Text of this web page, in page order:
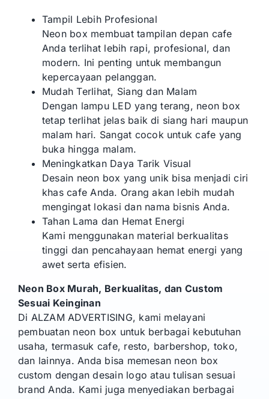
Tampil Lebih Profesional
Neon box membuat tampilan depan cafe
Anda terlihat lebih rapi, profesional, dan
modern. Ini penting untuk membangun
kepercayaan pelanggan.
Mudah Terlihat, Siang dan Malam
Dengan lampu LED yang terang, neon box
tetap terlihat jelas baik di siang hari maupun
malam hari. Sangat cocok untuk cafe yang
buka hingga malam.
Meningkatkan Daya Tarik Visual
Desain neon box yang unik bisa menjadi ciri
khas cafe Anda. Orang akan lebih mudah
mengingat lokasi dan nama bisnis Anda.
Tahan Lama dan Hemat Energi
Kami menggunakan material berkualitas
tinggi dan pencahayaan hemat energi yang
awet serta efisien.
Neon Box Murah, Berkualitas, dan Custom
Sesuai Keinginan
Di ALZAM ADVERTISING, kami melayani
pembuatan neon box untuk berbagai kebutuhan
usaha, termasuk cafe, resto, barbershop, toko,
dan lainnya. Anda bisa memesan neon box
custom dengan desain logo atau tulisan sesuai
brand Anda. Kami juga menyediakan berbagai